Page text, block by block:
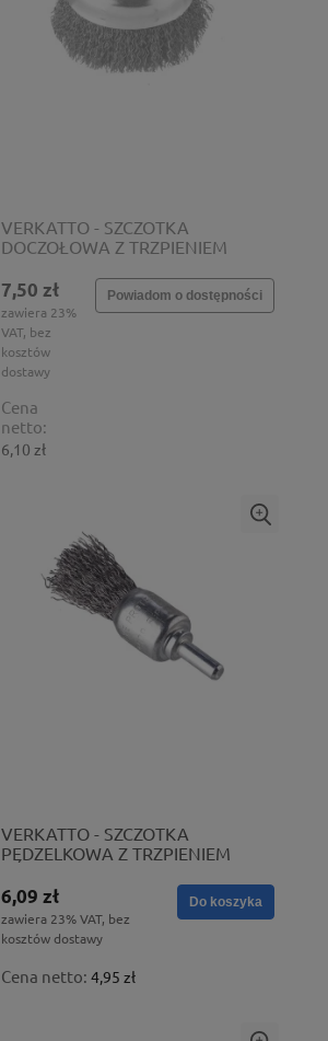
VERKATTO - SZCZOTKA
DOCZOŁOWA Z TRZPIENIEM
7,50 zł
zawiera 23%
VAT, bez
kosztów
dostawy
Cena
netto:
6,10 zł
Powiadom o dostępności
VERKATTO - SZCZOTKA
PĘDZELKOWA Z TRZPIENIEM
6,09 zł
zawiera 23% VAT, bez
kosztów dostawy
Cena netto: 4,95 zł
Do koszyka